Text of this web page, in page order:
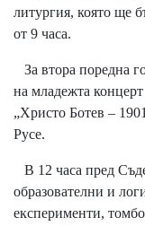
литургия, която ще
от 9 часа.
За втора поредна
на младежта
„Христо Ботев –
Русе.
В 12 часа пред
образователни и
експерименти,